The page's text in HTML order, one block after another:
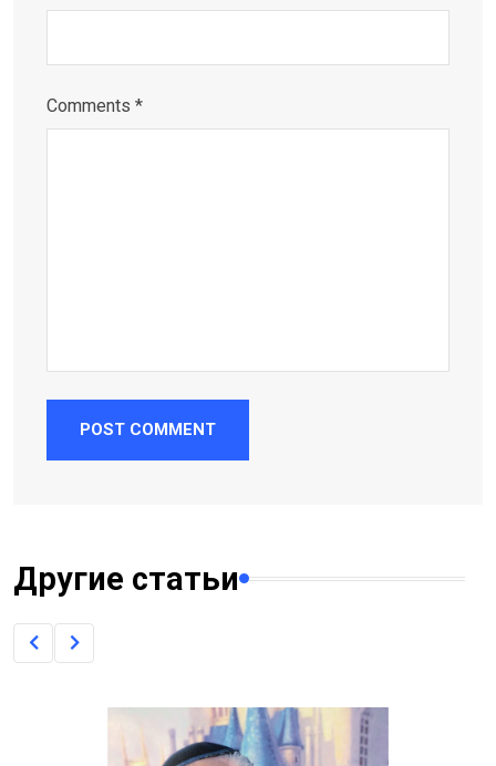
Comments *
POST COMMENT
Другие статьи